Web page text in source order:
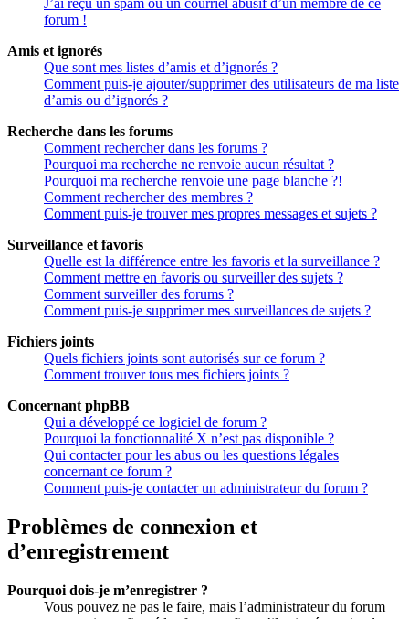
forum !
Amis et ignorés
Que sont mes listes d’amis et d’ignorés ?
Comment puis-je ajouter/supprimer des utilisateurs de ma liste
d’amis ou d’ignorés ?
Recherche dans les forums
Comment rechercher dans les forums ?
Pourquoi ma recherche ne renvoie aucun résultat ?
Pourquoi ma recherche renvoie une page blanche ?!
Comment rechercher des membres ?
Comment puis-je trouver mes propres messages et sujets ?
Surveillance et favoris
Quelle est la différence entre les favoris et la surveillance ?
Comment mettre en favoris ou surveiller des sujets ?
Comment surveiller des forums ?
Comment puis-je supprimer mes surveillances de sujets ?
Fichiers joints
Quels fichiers joints sont autorisés sur ce forum ?
Comment trouver tous mes fichiers joints ?
Concernant phpBB
Qui a développé ce logiciel de forum ?
Pourquoi la fonctionnalité X n’est pas disponible ?
Qui contacter pour les abus ou les questions légales
concernant ce forum ?
Comment puis-je contacter un administrateur du forum ?
Problèmes de connexion et
d’enregistrement
Pourquoi dois-je m’enregistrer ?
Vous pouvez ne pas le faire, mais l’administrateur du forum